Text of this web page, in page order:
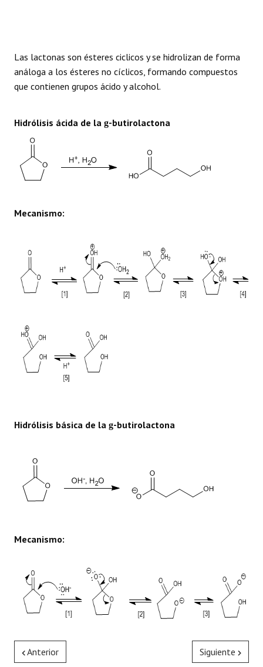
Las lactonas son ésteres ciclicos y se hidrolizan de forma
análoga a los ésteres no cíclicos, formando compuestos
que contienen grupos ácido y alcohol.
Hidrólisis ácida de la g-butirolactona
Mecanismo:
Hidrólisis básica de la g-butirolactona
Mecanismo:
Anterior Siguiente